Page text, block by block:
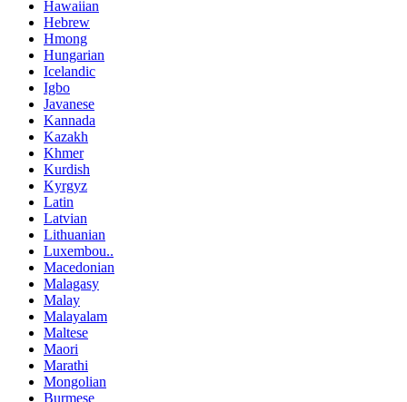
Hawaiian
Hebrew
Hmong
Hungarian
Icelandic
Igbo
Javanese
Kannada
Kazakh
Khmer
Kurdish
Kyrgyz
Latin
Latvian
Lithuanian
Luxembou..
Macedonian
Malagasy
Malay
Malayalam
Maltese
Maori
Marathi
Mongolian
Burmese